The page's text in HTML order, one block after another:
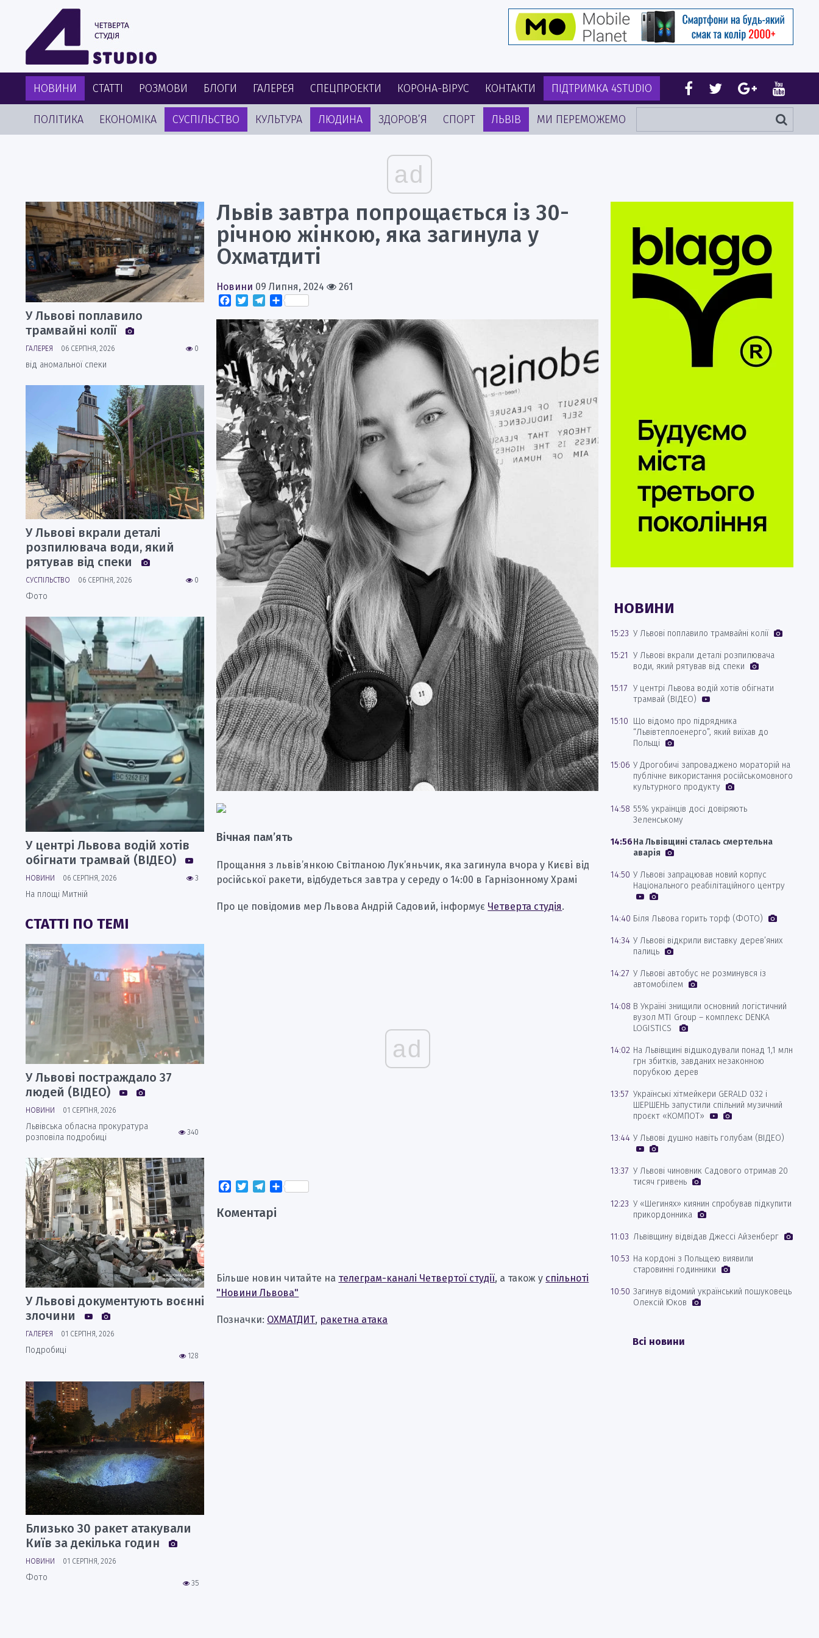
НОВИНИ СТАТТІ РОЗМОВИ БЛОГИ ГАЛЕРЕЯ СПЕЦПРОЕКТИ КОРОНА-ВІРУС КОНТАКТИ ПІДТРИМКА 4STUDIO
ПОЛІТИКА ЕКОНОМІКА СУСПІЛЬСТВО КУЛЬТУРА ЛЮДИНА ЗДОРОВ’Я СПОРТ ЛЬВІВ МИ ПЕРЕМОЖЕМО
ad
Львів завтра попрощається із 30-
річною жінкою, яка загинула у
Охматдиті
Новини 09 Липня, 2024
261
Facebook
TwitterTelegram
Поділитися
Вічная памʼять
Прощання з львів’янкою Світланою Лук’яньчик, яка загинула вчора у Києві від
російської ракети, відбудеться завтра у середу о 14:00 в Гарнізонному Храмі
Про це повідомив мер Львова Андрій Садовий, інформує Четверта студія.
ad
Facebook
TwitterTelegram
Поділитися
Коментарі
Більше новин читайте на телеграм-каналі Четвертої студії, а також у спільноті
"Новини Львова"
Позначки: ОХМАТДИТ, ракетна атака
У Львові поплавило
трамвайні колії
0
ГАЛЕРЕЯ 06 СЕРПНЯ, 2026
від аномальної спеки
У Львові вкрали деталі
розпилювача води, який
рятував від спеки
0
СУСПІЛЬСТВО 06 СЕРПНЯ, 2026
Фото
У центрі Львова водій хотів
обігнати трамвай (ВІДЕО)
3
НОВИНИ 06 СЕРПНЯ, 2026
На площі Митній
СТАТТІ ПО ТЕМІ
У Львові постраждало 37
людей (ВІДЕО)
НОВИНИ 01 СЕРПНЯ, 2026
340
Львівська обласна прокуратура
розповіла подробиці
У Львові документують воєнні
злочини
ГАЛЕРЕЯ 01 СЕРПНЯ, 2026
128
Подробиці
Близько 30 ракет атакували
Київ за декілька годин
НОВИНИ 01 СЕРПНЯ, 2026
35
Фото
НОВИНИ
15:23 У Львові поплавило трамвайні колії
15:21 У Львові вкрали деталі розпилювача
води, який рятував від спеки
15:17 У центрі Львова водій хотів обігнати
трамвай (ВІДЕО)
15:10 Що відомо про підрядника
“Львівтеплоенерго”, який виїхав до
Польщі
15:06 У Дрогобичі запроваджено мораторій на
публічне використання російськомовного
культурного продукту
14:58 55% українців досі довіряють
Зеленському
14:56На Львівщині сталась смертельна
аварія
14:50 У Львові запрацював новий корпус
Національного реабілітаційного центру
14:40 Біля Львова горить торф (ФОТО)
14:34 У Львові відкрили виставку дерев’яних
палиць
14:27 У Львові автобус не розминувся із
автомобілем
14:08 В Україні знищили основний логістичний
вузол MTI Group – комплекс DENKA
LOGISTICS
14:02 На Львівщині відшкодували понад 1,1 млн
грн збитків, завданих незаконною
порубкою дерев
13:57 Українські хітмейкери GERALD 032 і
ШЕРШЕНЬ запустили спільний музичний
проєкт «КОМПОТ»
13:44 У Львові душно навіть голубам (ВІДЕО)
13:37 У Львові чиновник Садового отримав 20
тисяч гривень
12:23 У «Шегинях» киянин спробував підкупити
прикордонника
11:03 Львівщину відвідав Джессі Айзенберг
10:53 На кордоні з Польщею виявили
старовинні годинники
10:50 Загинув відомий український пошуковець
Олексій Юков
Всі новини